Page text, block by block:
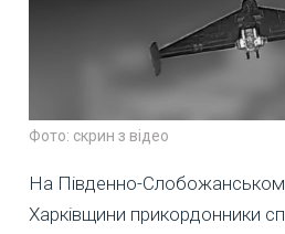
Фото: скрин з відео
На Південно-
Харківщини прикордонники